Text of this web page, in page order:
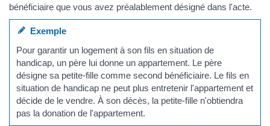
bénéficiaire que vous avez préalablement désigné dans l'acte.
Exemple
Pour garantir un logement à son fils en situation de
handicap, un père lui donne un appartement. Le père
désigne sa petite-fille comme second bénéficiaire. Le fils en
situation de handicap ne peut plus entretenir l'appartement et
décide de le vendre. À son décès, la petite-fille n'obtiendra
pas la donation de l'appartement.